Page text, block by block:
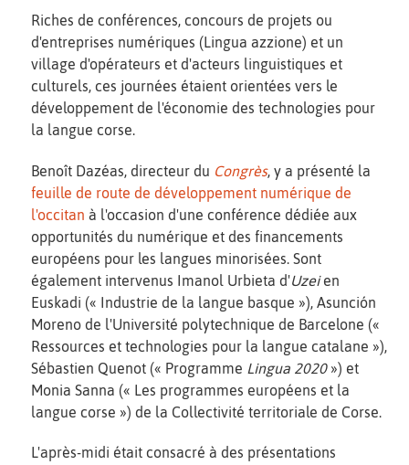
Riches de conférences, concours de projets ou
d'entreprises numériques (Lingua azzione) et un
village d'opérateurs et d'acteurs linguistiques et
culturels, ces journées étaient orientées vers le
développement de l'économie des technologies pour
la langue corse.
Benoît Dazéas, directeur du Congrès, y a présenté la
feuille de route de développement numérique de
l'occitan à l'occasion d'une conférence dédiée aux
opportunités du numérique et des financements
européens pour les langues minorisées. Sont
également intervenus Imanol Urbieta d'Uzeien
Euskadi (« Industrie de la langue basque »), Asunción
Moreno de l'Université polytechnique de Barcelone («
Ressources et technologies pour la langue catalane »),
Sébastien Quenot (« Programme Lingua 2020») et
Monia Sanna (« Les programmes européens et la
langue corse ») de la Collectivité territoriale de Corse.
L'après-midi était consacré à des présentations